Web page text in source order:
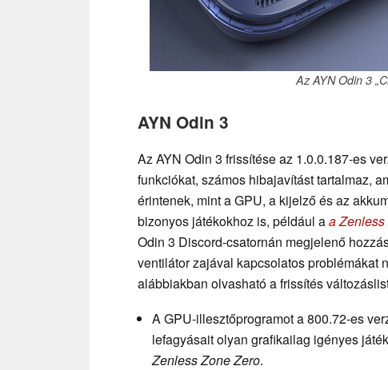
Az AYN Odin 3
AYN Odin 3
Az AYN Odin 3 frissítése az 1.0.0.187-es
funkciókat, számos hibajavítást tartalmaz,
érintenek, mint a GPU, a kijelző és az
bizonyos játékokhoz is, például aa
Odin 3 Discord-csatornán megjelenő
ventilátor zajával kapcsolatos problémákat
alábbiakban olvasható a frissítés
A GPU-illesztőprogramot a 800.72-es
lefagyásait olyan grafikailag igényes
Zenless Zone Zero.